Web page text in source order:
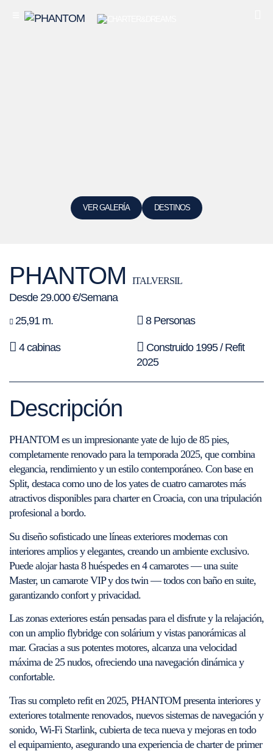
VER GALERÍA DESTINOS
PHANTOM ITALVERSIL
Desde 29.000 €/Semana
25,91 m.
8 Personas
4 cabinas
Construido 1995 / Refit
2025
Descripción
PHANTOM es un impresionante yate de lujo de 85 pies,
completamente renovado para la temporada 2025, que combina
elegancia, rendimiento y un estilo contemporáneo. Con base en
Split, destaca como uno de los yates de cuatro camarotes más
atractivos disponibles para charter en Croacia, con una tripulación
profesional a bordo.
Su diseño sofisticado une líneas exteriores modernas con
interiores amplios y elegantes, creando un ambiente exclusivo.
Puede alojar hasta 8 huéspedes en 4 camarotes — una suite
Master, un camarote VIP y dos twin — todos con baño en suite,
garantizando confort y privacidad.
Las zonas exteriores están pensadas para el disfrute y la relajación,
con un amplio flybridge con solárium y vistas panorámicas al
mar. Gracias a sus potentes motores, alcanza una velocidad
máxima de 25 nudos, ofreciendo una navegación dinámica y
confortable.
Tras su completo refit en 2025, PHANTOM presenta interiores y
exteriores totalmente renovados, nuevos sistemas de navegación y
sonido, Wi-Fi Starlink, cubierta de teca nueva y mejoras en todo
el equipamiento, asegurando una experiencia de charter de primer